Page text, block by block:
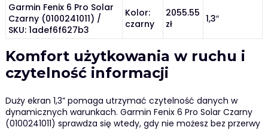
Garmin Fenix 6 Pro Solar
Czarny (0100241011) /
SKU: 1adef6f627b3
Kolor:
czarny
2055.55
zł
1,3″
Komfort użytkowania w ruchu i
czytelność informacji
Duży ekran 1,3” pomaga utrzymać czytelność danych w
dynamicznych warunkach. Garmin Fenix 6 Pro Solar Czarny
(0100241011) sprawdza się wtedy, gdy nie możesz bez przerwy